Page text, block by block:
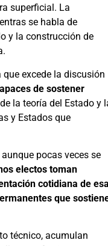
superficial. La
se habla de
y la construcción de
excede la discusión
de sostener
la teoría del Estado y
y Estados que
aunque pocas veces se
electos toman
cotidiana de
que
técnico, acumulan